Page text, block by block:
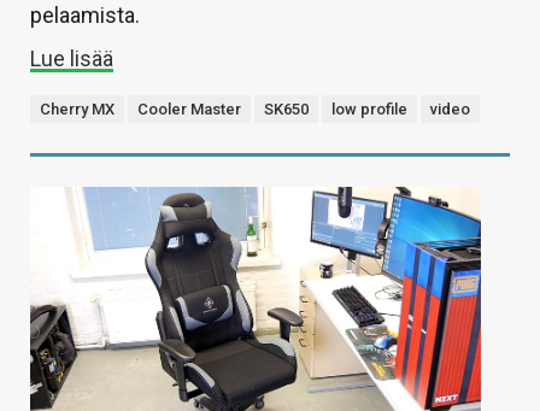
pelaamista.
Lue lisää
Cherry MX Cooler Master SK650 low profile video